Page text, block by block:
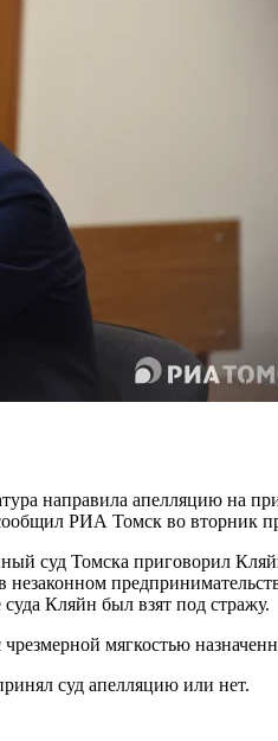
направила апелляцию на
РИА Томск во вторник
суд Томска приговорил
Кляйн был взят под стражу.
мягкостью
суд апелляцию или нет.